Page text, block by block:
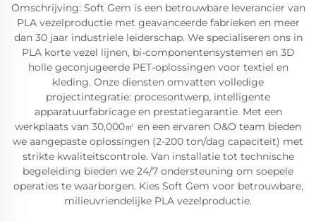
Omschrijving: Soft Gem is een betrouwbare leverancier van
PLA vezelproductie met geavanceerde fabrieken en meer
dan 30 jaar industriele leiderschap. We specialiseren ons in
PLA korte vezel lijnen, bi-componentensystemen en 3D
holle geconjugeerde PET-oplossingen voor textiel en
kleding. Onze diensten omvatten volledige
projectintegratie: procesontwerp, intelligente
apparatuurfabricage en prestatiegarantie. Met een
werkplaats van 30,000㎡ en een ervaren O&O team bieden
we aangepaste oplossingen (2-200 ton/dag capaciteit) met
strikte kwaliteitscontrole. Van installatie tot technische
begeleiding bieden we 24/7 ondersteuning om soepele
operaties te waarborgen. Kies Soft Gem voor betrouwbare,
milieuvriendelijke PLA vezelproductie.